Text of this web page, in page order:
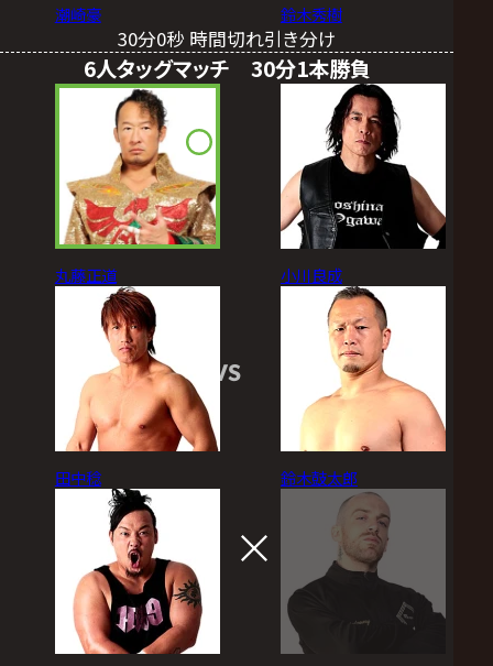
潮崎豪 鈴木秀樹
30分0秒 時間切れ引き分け
6人タッグマッチ 30分1本勝負
丸藤正道
田中稔
VS
小川良成
鈴木鼓太郎